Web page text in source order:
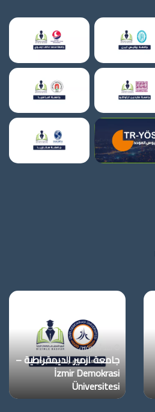
جامعة
الديمقراطية
–
İzmir
Demokrasi
Üniversitesi
منذ أسبوعين
جامعة ازمير الديمقراطية –
İzmir Demokrasi
Üniversitesi